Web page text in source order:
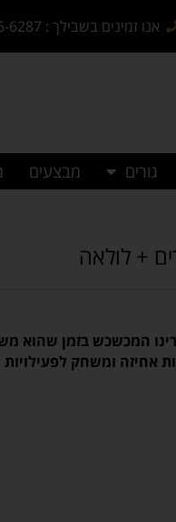
אנו זמינים בשבילך : 052-566-6287
גורים מבצעים
המכשכש בזמן שהוא
אחיזה ומשחק